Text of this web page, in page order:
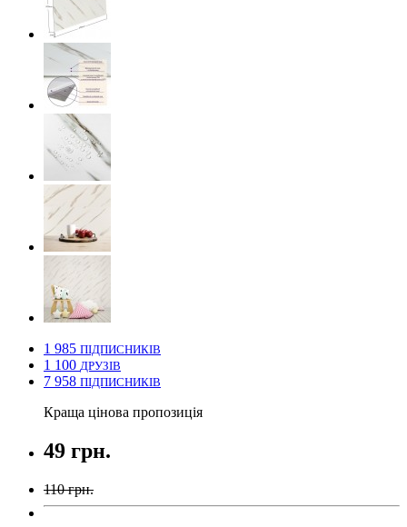
1 985 ПІДПИСНИКІВ
1 100 ДРУЗІВ
7 958 ПІДПИСНИКІВ
Краща цінова пропозиція
49 грн.
110 грн.